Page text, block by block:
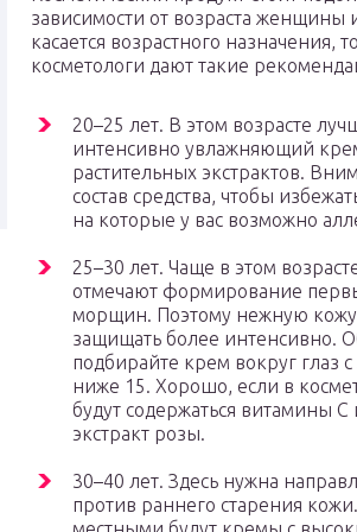
зависимости от возраста женщины
касается возрастного назначения,
косметологи дают такие
20–25 лет. В этом возрасте
интенсивно увлажняющий
растительных экстрактов.
состав средства, чтобы
на которые у вас возможно
25–30 лет. Чаще в этом
отмечают формирование
морщин. Поэтому нежную кожу
защищать более интенсивно.
подбирайте крем вокруг глаз
ниже 15. Хорошо, если в
будут содержаться витамины С
экстракт розы.
30–40 лет. Здесь нужна
против раннего старения